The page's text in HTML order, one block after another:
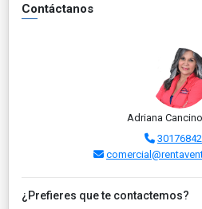
Contáctanos
Adriana
¿Prefieres que te contactemos?